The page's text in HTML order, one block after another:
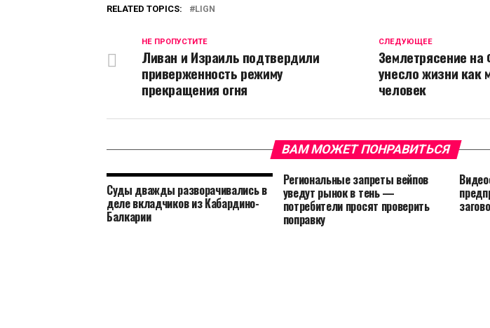
RELATED TOPICS: LIGN
CЛЕДУЮЩЕЕ
Землетрясение
унесло жизни как
человек
НЕ ПРОПУСТИТЕ
Ливан и Израиль подтвердили
приверженность режиму
прекращения огня
ВАМ МОЖЕТ ПОНРАВИТЬСЯ
Суды дважды разворачивались в
деле вкладчиков из Кабардино-
Балкарии
Региональные запреты вейпов
уведут рынок в тень —
потребители просят проверить
поправку